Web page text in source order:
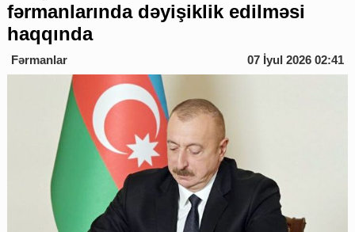
fərmanlarında dəyişiklik edilməsi
haqqında
Fərmanlar 07 İyul 2026 02:41